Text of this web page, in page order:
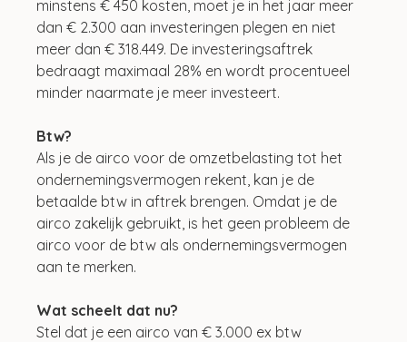
minstens € 450 kosten, moet je in het jaar meer
dan € 2.300 aan investeringen plegen en niet
meer dan € 318.449. De investeringsaftrek
bedraagt maximaal 28% en wordt procentueel
minder naarmate je meer investeert.
Btw?
Als je de airco voor de omzetbelasting tot het
ondernemingsvermogen rekent, kan je de
betaalde btw in aftrek brengen. Omdat je de
airco zakelijk gebruikt, is het geen probleem de
airco voor de btw als ondernemingsvermogen
aan te merken.
Wat scheelt dat nu?
Stel dat je een airco van € 3.000 ex btw